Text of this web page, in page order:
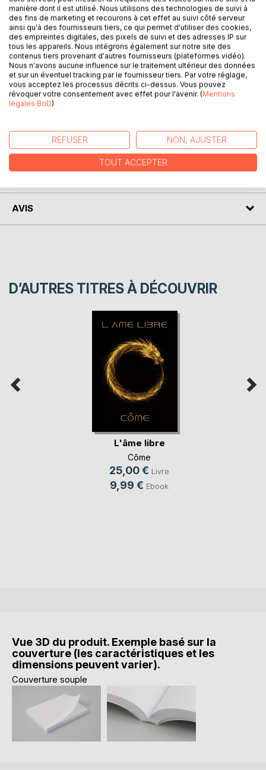
DESCRIPTION
Ce livre s'adresse aux Chrétiens d'Arrière-Plan Musulman
et leur présente dans un langage simple les grands
enseignements de la Bible, afin d'affermir leur foi nouvelle
en Jésus-Christ, en toute liberté par rapport aux institutions
chrétiennes .
AUTEUR(S)
AVIS
D’AUTRES TITRES À DÉCOUVRIR
L'âme libre
Côme
25,00 € Livre
9,99 € Ebook
Vue 3D du produit. Exemple basé sur la
couverture (les caractéristiques et les
dimensions peuvent varier).
Couverture souple
manière dont il est utilisé. Nous utilisons des technologies de suivi à
des fins de marketing et recourons à cet effet au suivi côté serveur
ainsi qu'à des fournisseurs tiers, ce qui permet d'utiliser des cookies,
des empreintes digitales, des pixels de suivi et des adresses IP sur
tous les appareils. Nous intégrons également sur notre site des
contenus tiers provenant d'autres fournisseurs (plateformes vidéo).
Nous n'avons aucune influence sur le traitement ultérieur des données
et sur un éventuel tracking par le fournisseur tiers. Par votre réglage,
vous acceptez les processus décrits ci-dessus. Vous pouvez
révoquer votre consentement avec effet pour l'avenir. (Mentions
légales BoD)
REFUSER NON, AJUSTER
TOUT ACCEPTER